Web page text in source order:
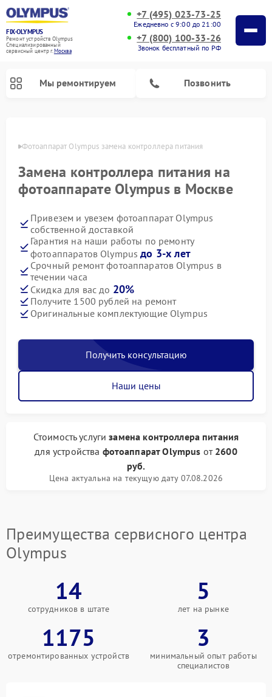
FIX-OLYMPUS
Ремонт устройств Olympus
Специализированный
cервисный центр г.Москва
+7 (495) 023-73-25
Ежедневно с 9:00 до 21:00
+7 (800) 100-33-26
Звонок бесплатный по РФ
Мы ремонтируем Позвонить
Фотоаппарат Olympus замена контроллера питания
Замена контроллера питания на
фотоаппарате Olympus в Москве
Привезем и увезем фотоаппарат Olympus
собственной доставкой
Гарантия на наши работы по ремонту
фотоаппаратов Olympusдо 3-х лет
Срочный ремонт фотоаппаратов Olympus в
течении часа
Скидка для вас до 20%
Получите 1500 рублей на ремонт
Оригинальные комплектующие Olympus
Получить консультацию
Наши цены
Стоимость услугизамена контроллера питания
для устройства фотоаппарат Olympus от 2600
руб.
Цена актуальна на текущую дату 07.08.2026
Преимущества сервисного центра
Olympus
14
сотрудников в штате
5
лет на рынке
1175
отремонтированных устройств
3
минимальный опыт работы
специалистов